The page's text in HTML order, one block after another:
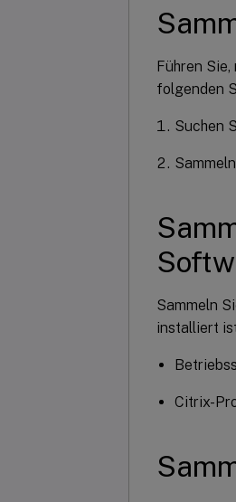
Führen
folgenden
Suchen
Sammeln
installiert
Citrix-